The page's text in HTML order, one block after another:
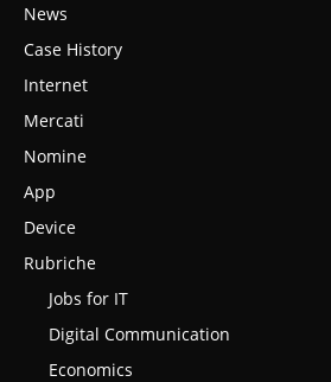
News
Case History
Internet
Mercati
Nomine
App
Device
Rubriche
Jobs for IT
Digital Communication
Economics